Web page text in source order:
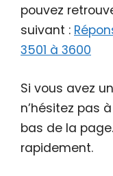
pouvez
suivant :
3501 à 3600
Si vous avez
n’hésitez pas
bas de la
rapidement.